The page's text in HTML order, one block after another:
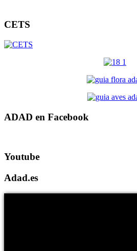
CETS
ADAD en Facebook
Youtube
Adad.es